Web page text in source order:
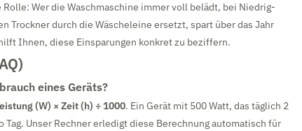
Wer die Waschmaschine immer voll belädt, bei Niedrig-
Trockner durch die Wäscheleine ersetzt, spart über das Jahr
Ihnen, diese Einsparungen konkret zu beziffern.
eines Geräts?
(W) × Zeit (h) ÷ 1000. Ein Gerät mit 500 Watt, das täglich 2
Tag. Unser Rechner erledigt diese Berechnung automatisch für